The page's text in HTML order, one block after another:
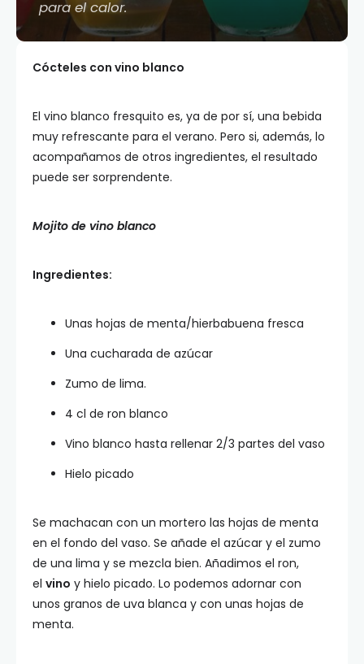
para el calor.
Cócteles con vino blanco
El vino blanco fresquito es, ya de por sí, una bebida
muy refrescante para el verano. Pero si, además, lo
acompañamos de otros ingredientes, el resultado
puede ser sorprendente.
Mojito de vino blanco
Ingredientes:
Unas hojas de menta/hierbabuena fresca
Una cucharada de azúcar
Zumo de lima.
4 cl de ron blanco
Vino blanco hasta rellenar 2/3 partes del vaso
Hielo picado
Se machacan con un mortero las hojas de menta
en el fondo del vaso. Se añade el azúcar y el zumo
de una lima y se mezcla bien. Añadimos el ron,
el vino y hielo picado. Lo podemos adornar con
unos granos de uva blanca y con unas hojas de
menta.